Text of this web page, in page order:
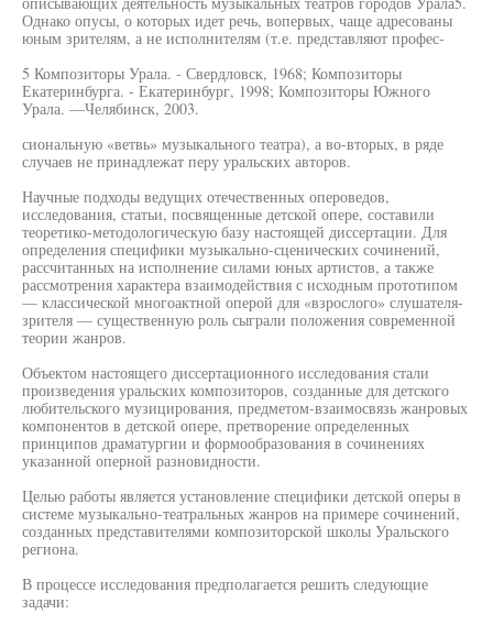
Однако опусы, о которых идет речь, вопервых, чаще адресованы
юным зрителям, а не исполнителям (т.е. представляют профес-
5 Композиторы Урала. - Свердловск, 1968; Композиторы
Екатеринбурга. - Екатеринбург, 1998; Композиторы Южного
Урала. —Челябинск, 2003.
сиональную «ветвь» музыкального театра), а во-вторых, в ряде
случаев не принадлежат перу уральских авторов.
Научные подходы ведущих отечественных опероведов,
исследования, статьи, посвященные детской опере, составили
теоретико-методологическую базу настоящей диссертации. Для
определения специфики музыкально-сценических сочинений,
рассчитанных на исполнение силами юных артистов, а также
рассмотрения характера взаимодействия с исходным прототипом
— классической многоактной оперой для «взрослого» слушателя-
зрителя — существенную роль сыграли положения современной
теории жанров.
Объектом настоящего диссертационного исследования стали
произведения уральских композиторов, созданные для детского
любительского музицирования, предметом-взаимосвязь жанровых
компонентов в детской опере, претворение определенных
принципов драматургии и формообразования в сочинениях
указанной оперной разновидности.
Целью работы является установление специфики детской оперы в
системе музыкально-театральных жанров на примере сочинений,
созданных представителями композиторской школы Уральского
региона.
В процессе исследования предполагается решить следующие
задачи: